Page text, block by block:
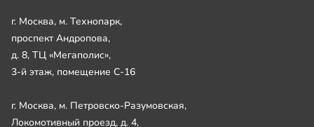
г. Москва, м. Технопарк,
проспект Андропова,
д. 8, ТЦ «Мегаполис»,
3-й этаж, помещение С-16
г. Москва, м. Петровско-Разумовская,
Локомотивный проезд, д. 4,